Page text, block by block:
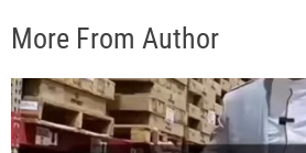
More From Author